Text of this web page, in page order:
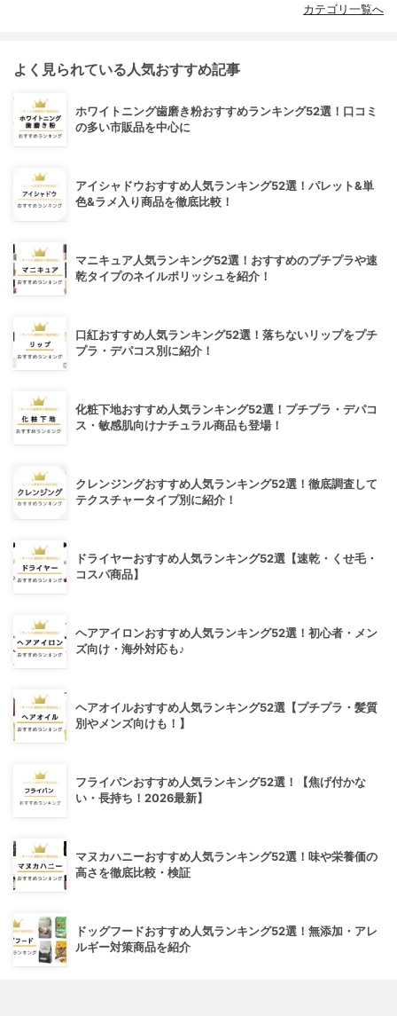
カテゴリ一覧へ
よく見られている人気おすすめ記事
ホワイトニング歯磨き粉おすすめランキング52選！口コミ
の多い市販品を中心に
アイシャドウおすすめ人気ランキング52選！パレット&単
色&ラメ入り商品を徹底比較！
マニキュア人気ランキング52選！おすすめのプチプラや速
乾タイプのネイルポリッシュを紹介！
口紅おすすめ人気ランキング52選！落ちないリップをプチ
プラ・デパコス別に紹介！
化粧下地おすすめ人気ランキング52選！プチプラ・デパコ
ス・敏感肌向けナチュラル商品も登場！
クレンジングおすすめ人気ランキング52選！徹底調査して
テクスチャータイプ別に紹介！
ドライヤーおすすめ人気ランキング52選【速乾・くせ毛・
コスパ商品】
ヘアアイロンおすすめ人気ランキング52選！初心者・メン
ズ向け・海外対応も♪
ヘアオイルおすすめ人気ランキング52選【プチプラ・髪質
別やメンズ向けも！】
フライパンおすすめ人気ランキング52選！【焦げ付かな
い・長持ち！2026最新】
マヌカハニーおすすめ人気ランキング52選！味や栄養価の
高さを徹底比較・検証
ドッグフードおすすめ人気ランキング52選！無添加・アレ
ルギー対策商品を紹介